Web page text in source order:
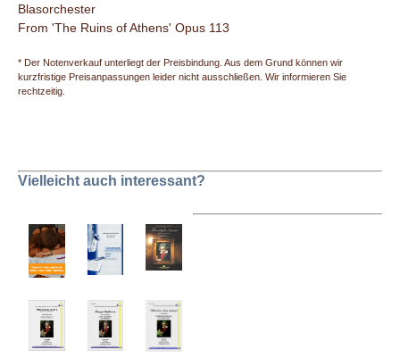
Blasorchester
From 'The Ruins of Athens' Opus 113
* Der Notenverkauf unterliegt der Preisbindung. Aus dem Grund können wir
kurzfristige Preisanpassungen leider nicht ausschließen. Wir informieren Sie
rechtzeitig.
Vielleicht auch interessant?